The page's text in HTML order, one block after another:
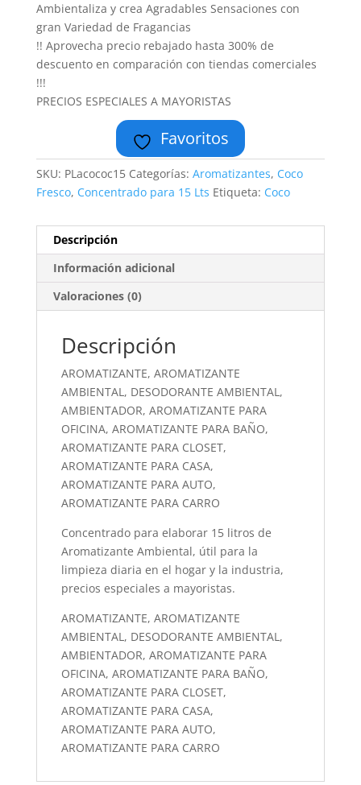
Ambientaliza y crea Agradables Sensaciones con
gran Variedad de Fragancias
!! Aprovecha precio rebajado hasta 300% de
descuento en comparación con tiendas comerciales
!!!
PRECIOS ESPECIALES A MAYORISTAS
Favoritos
SKU: PLacococ15 Categorías: Aromatizantes, Coco
Fresco, Concentrado para 15 Lts Etiqueta: Coco
Descripción
Información adicional
Valoraciones (0)
Descripción
AROMATIZANTE, AROMATIZANTE
AMBIENTAL, DESODORANTE AMBIENTAL,
AMBIENTADOR, AROMATIZANTE PARA
OFICINA, AROMATIZANTE PARA BAÑO,
AROMATIZANTE PARA CLOSET,
AROMATIZANTE PARA CASA,
AROMATIZANTE PARA AUTO,
AROMATIZANTE PARA CARRO
Concentrado para elaborar 15 litros de
Aromatizante Ambiental, útil para la
limpieza diaria en el hogar y la industria,
precios especiales a mayoristas.
AROMATIZANTE, AROMATIZANTE
AMBIENTAL, DESODORANTE AMBIENTAL,
AMBIENTADOR, AROMATIZANTE PARA
OFICINA, AROMATIZANTE PARA BAÑO,
AROMATIZANTE PARA CLOSET,
AROMATIZANTE PARA CASA,
AROMATIZANTE PARA AUTO,
AROMATIZANTE PARA CARRO